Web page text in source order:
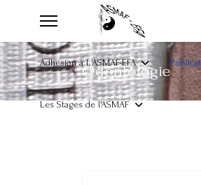
Adhésion à L'ASMAF-EFA
Les Stages de l'ASMAF
Odontologie